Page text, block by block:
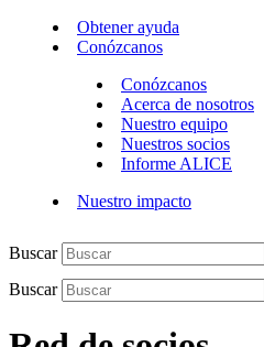
Obtener ayuda
Conózcanos
Conózcanos
Acerca de nosotros
Nuestro equipo
Nuestros socios
Informe ALICE
Nuestro impacto
Buscar
Buscar